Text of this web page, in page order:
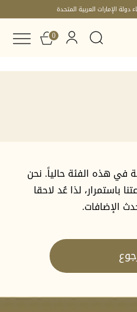
الإمارات العربية المتحدة
0
في هذه الفئة حالياً. نحن
باستمرار، لذا عُد لاحقا
الإضافات.